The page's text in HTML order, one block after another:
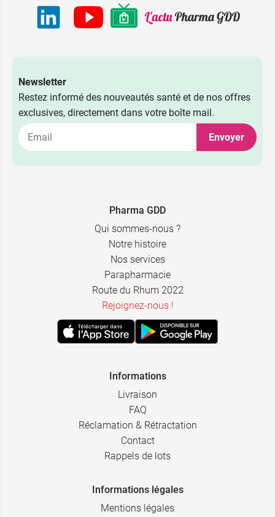
Newsletter
Restez informé des nouveautés santé et de nos offres
exclusives, directement dans votre boîte mail.
Envoyer
Pharma GDD
Qui sommes-nous ?
Notre histoire
Nos services
Parapharmacie
Route du Rhum 2022
Rejoignez-nous !
Informations
Livraison
FAQ
Réclamation & Rétractation
Contact
Rappels de lots
Informations légales
Mentions légales